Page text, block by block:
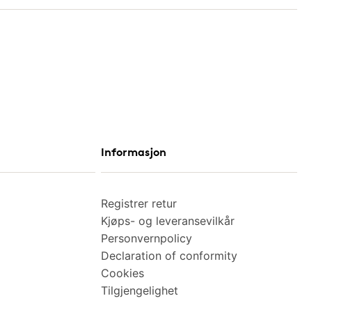
Informasjon
Registrer retur
Kjøps- og leveransevilkår
Personvernpolicy
Declaration of conformity
Cookies
Tilgjengelighet